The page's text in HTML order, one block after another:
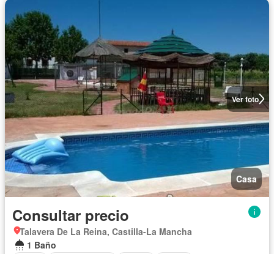
Ver foto
Casa
Consultar precio
Talavera De La Reina, Castilla-La Mancha
1 Baño